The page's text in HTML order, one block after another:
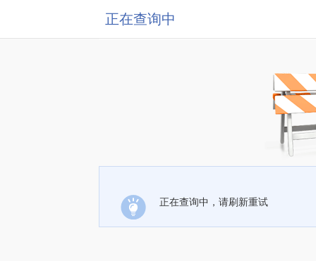
正在查询中
正在查询中，请刷新重试